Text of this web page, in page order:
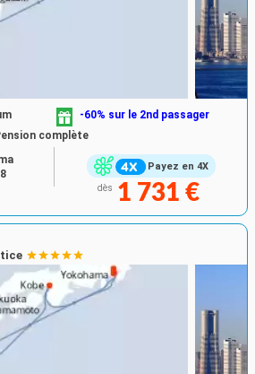
Payez en 4X
-60% sur le 2nd passager
complète
dès 1 731 €